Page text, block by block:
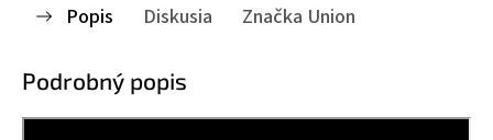
Popis Diskusia Značka Union
Podrobný popis